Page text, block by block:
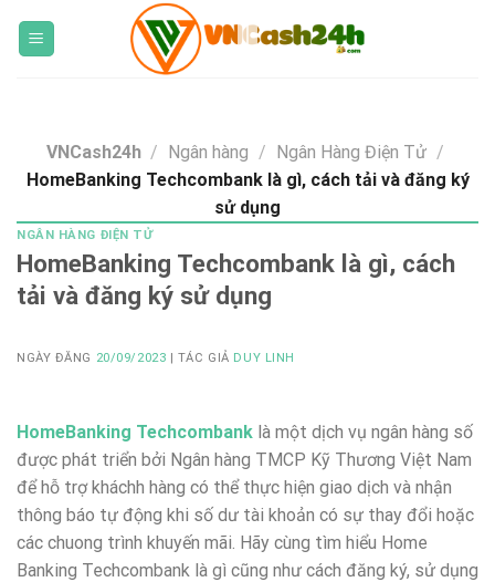
VNCash24h / Ngân hàng / Ngân Hàng Điện Tử /
HomeBanking Techcombank là gì, cách tải và đăng ký
sử dụng
NGÂN HÀNG ĐIỆN TỬ
HomeBanking Techcombank là gì, cách
tải và đăng ký sử dụng
NGÀY ĐĂNG 20/09/2023 | TÁC GIẢ DUY LINH
HomeBanking Techcombank là một dịch vụ ngân hàng số
được phát triển bởi Ngân hàng TMCP Kỹ Thương Việt Nam
để hỗ trợ kháchh hàng có thể thực hiện giao dịch và nhận
thông báo tự động khi số dư tài khoản có sự thay đổi hoặc
các chuong trình khuyến mãi. Hãy cùng tìm hiểu Home
Banking Techcombank là gì cũng như cách đăng ký, sử dụng